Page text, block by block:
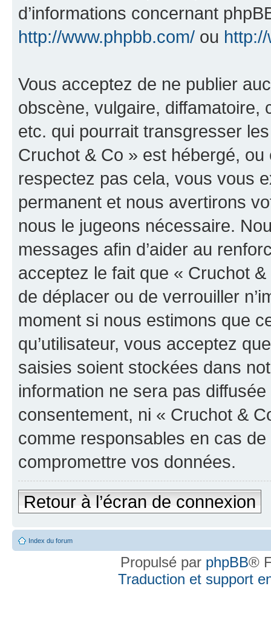
d’informations concernant
http://www.phpbb.com/ ou
Vous acceptez de ne publier
obscène, vulgaire, diffamatoire,
etc. qui pourrait transgresser
Cruchot & Co » est hébergé,
respectez pas cela, vous vous
permanent et nous avertirons
nous le jugeons nécessaire.
messages afin d’aider au
acceptez le fait que « Cruchot
de déplacer ou de verrouiller
moment si nous estimons que
qu’utilisateur, vous acceptez
saisies soient stockées dans
information ne sera pas
consentement, ni « Cruchot &
comme responsables en cas
compromettre vos données.
Retour à l’écran de connexion
Index du forum
Propulsé par phpBB®
Traduction et support